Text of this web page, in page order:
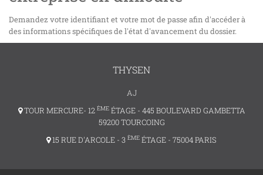
Demandez votre identifiant et votre mot de passe afin d'accéder à
des informations spécifiques de l'état d'avancement du dossier.
THYSEN
AJ
TOUR MERCURE- 12 ÈMEÉTAGE - 445 BOULEVARD GAMBETTA
59200 TOURCOING
15 RUE D'ARCOLE - 3 ÈME ÉTAGE - 75004 PARIS